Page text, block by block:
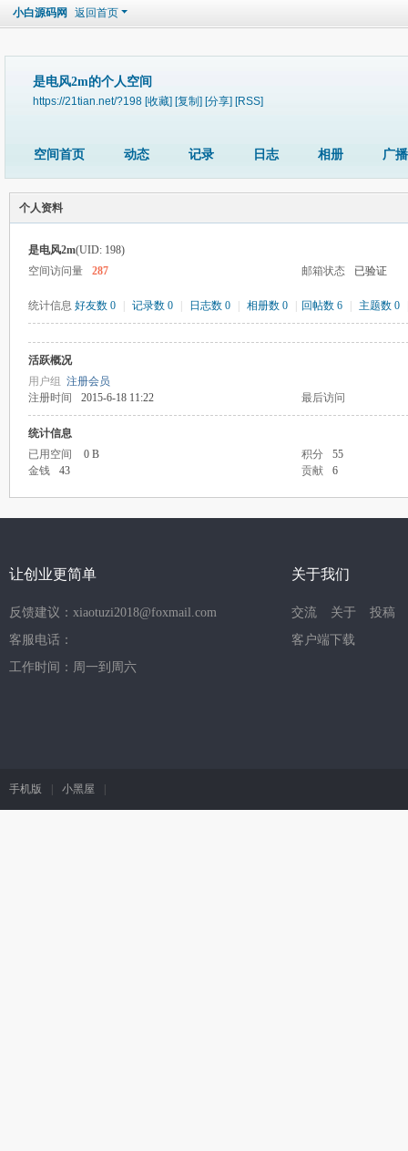
小白源码网 返回首页
是电风2m的个人空间
https://21tian.net/?198 [收藏] [复制] [分享] [RSS]
空间首页 动态 记录 日志 相册 广播
个人资料
是电风2m(UID: 198)
空间访问量
287 邮箱状态 已验证
统计信息 好友数 0 记录数 0 日志数 0 相册数 0 回帖数 6 主题数 0
活跃概况
用户组 注册会员
注册时间
2015-6-18 11:22 最后访问
统计信息
已用空间
0 B 积分
55
金钱
43 贡献 6
让创业更简单
反馈建议：xiaotuzi2018@foxmail.com
客服电话：
工作时间：周一到周六
关于我们
交流 关于
投稿
客户端下载
手机版 小黑屋